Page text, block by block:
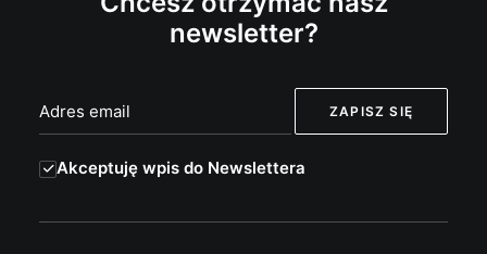
newsletter?
Akceptuję wpis do Newslettera